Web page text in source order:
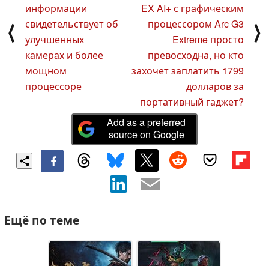
⟨
информации
свидетельствует об
улучшенных
камерах и более
мощном
процессоре
EX AI+ с графическим
процессором Arc G3
Extreme просто
превосходна, но кто
захочет заплатить 1799
долларов за
портативный гаджет?
⟩
Add as a preferred
source on Google
Ещё по теме